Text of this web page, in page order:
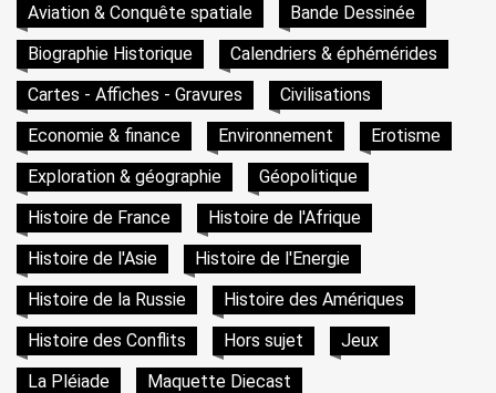
Aviation & Conquête spatiale
Bande Dessinée
Biographie Historique
Calendriers & éphémérides
Cartes - Affiches - Gravures
Civilisations
Economie & finance
Environnement
Erotisme
Exploration & géographie
Géopolitique
Histoire de France
Histoire de l'Afrique
Histoire de l'Asie
Histoire de l'Energie
Histoire de la Russie
Histoire des Amériques
Histoire des Conflits
Hors sujet
Jeux
La Pléiade
Maquette Diecast